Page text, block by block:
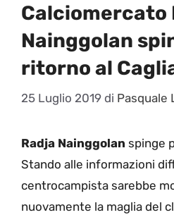
Calciomercato
Nainggolan
ritorno al
25 Luglio 2019 di Pasquale
Radja Nainggolan spinge
Stando alle informazioni
centrocampista sarebbe
nuovamente la maglia del